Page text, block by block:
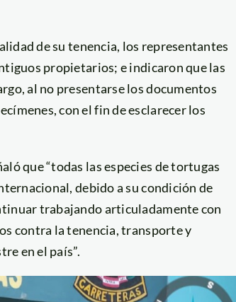
de su tenencia, los representantes
propietarios; e indicaron que las
al no presentarse los documentos
con el fin de esclarecer los
que “todas las especies de tortugas
debido a su condición de
trabajando articuladamente con
contra la tenencia, transporte y
en el país”.